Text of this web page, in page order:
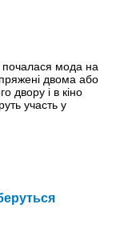
почалася мода на
двома або
двору і в кіно
участь у